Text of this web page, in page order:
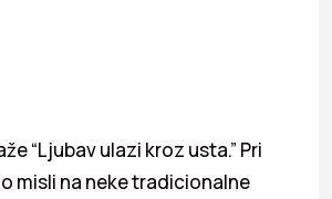
“Ljubav ulazi kroz usta.” Pri
misli na neke tradicionalne